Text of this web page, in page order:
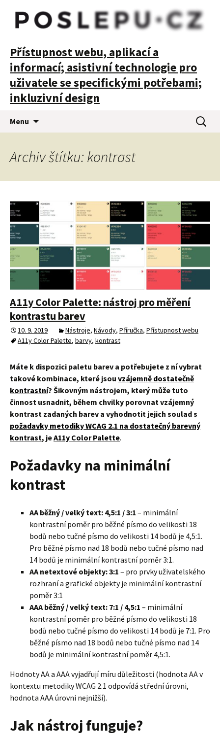
POSLEPU
Přístupnost webu, aplikací a
informací; asistivní technologie pro
uživatele se specifickými potřebami;
inkluzivní design
Menu
webu
Archiv štítku: kontrast
A11y Color Palette: nástroj pro měření
kontrastu barev
10. 9. 2019 Nástroje, Návody, Příručka, Přístupnost webu
A11y Color Palette, barvy, kontrast
Máte k dispozici paletu barev a potřebujete z ní vybrat
takové kombinace, které jsou vzájemně dostatečně
kontrastní? Šikovným nástrojem, který může tuto
činnost usnadnit, během chvilky porovnat vzájemný
kontrast zadaných barev a vyhodnotit jejich soulad s
požadavky metodiky WCAG 2.1 na dostatečný barevný
kontrast, jeA11y Color Palette.
Požadavky na minimální
kontrast
AA běžný / velký text: 4,5:1 / 3:1 – minimální
kontrastní poměr pro běžné písmo do velikosti 18
bodů nebo tučné písmo do velikosti 14 bodů je 4,5:1.
Pro běžné písmo nad 18 bodů nebo tučné písmo nad
14 bodů je minimální kontrastní poměr 3:1.
AA netextové objekty: 3:1 – pro prvky uživatelského
rozhraní a grafické objekty je minimální kontrastní
poměr 3:1
AAA běžný / velký text: 7:1 / 4,5:1 – minimální
kontrastní poměr pro běžné písmo do velikosti 18
bodů nebo tučné písmo do velikosti 14 bodů je 7:1. Pro
běžné písmo nad 18 bodů nebo tučné písmo nad 14
bodů je minimální kontrastní poměr 4,5:1.
Hodnoty AA a AAA vyjadřují míru důležitosti (hodnota AA v
kontextu metodiky WCAG 2.1 odpovídá střední úrovni,
hodnota AAA úrovni nejnižší).
Jak nástroj funguje?